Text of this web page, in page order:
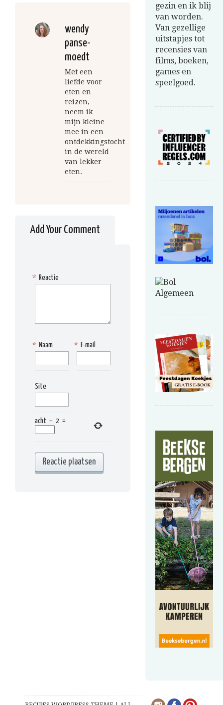
wendy
panse-
moedt
Met een
liefde voor
eten en
reizen,
neem ik
mijn kleine
mee in een
ontdekkingstocht
in de wereld
van lekker
eten.
Add Your Comment
Reactie
*
Naam
* E-mail
*
Site
acht − 2 =
gezin en ik blij
van worden.
Van gezellige
uitstapjes tot
recensies van
films, boeken,
games en
speelgoed.